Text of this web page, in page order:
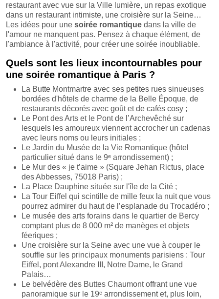
restaurant avec vue sur la Ville lumière, un repas exotique
dans un restaurant intimiste, une croisière sur la Seine…
Les idées pour une soirée romantique dans la ville de
l'amour ne manquent pas. Pensez à chaque élément, de
l'ambiance à l'activité, pour créer une soirée inoubliable.
Quels sont les lieux incontournables pour
une soirée romantique à Paris ?
La Butte Montmartre avec ses petites rues sinueuses
bordées d'hôtels de charme de la Belle Époque, de
restaurants décorés avec goût et de cafés cosy ;
Le Pont des Arts et le Pont de l’Archevêché sur
lesquels les amoureux viennent accrocher un cadenas
avec leurs noms ou leurs initiales ;
Le Jardin du Musée de la Vie Romantique (hôtel
particulier situé dans le 9ᵉ arrondissement) ;
Le Mur des « je t’aime » (Square Jehan Rictus, place
des Abbesses, 75018 Paris) ;
La Place Dauphine située sur l'île de la Cité ;
La Tour Eiffel qui scintille de mille feux la nuit que vous
pourrez admirer du haut de l’esplanade du Trocadéro ;
Le musée des arts forains dans le quartier de Bercy
comptant plus de 8 000 m² de manèges et objets
féeriques ;
Une croisière sur la Seine avec une vue à couper le
souffle sur les principaux monuments parisiens : Tour
Eiffel, pont Alexandre III, Notre Dame, le Grand
Palais…
Le belvédère des Buttes Chaumont offrant une vue
panoramique sur le 19ᵉ arrondissement et, plus loin,